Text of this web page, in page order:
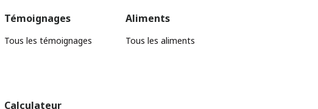
Témoignages
Tous les témoignages
Aliments
Tous les aliments
Calculateur